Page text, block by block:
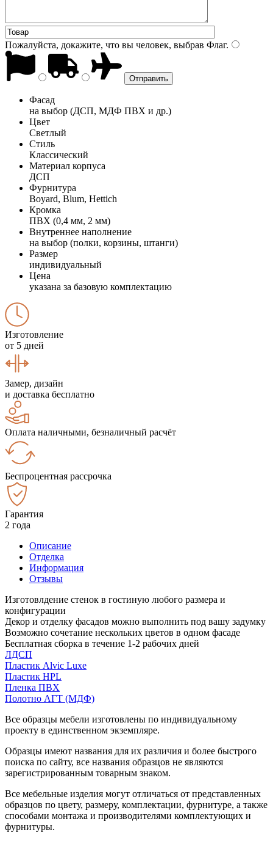
Пожалуйста, докажите, что вы человек, выбрав Флаг.
Фасад
на выбор (ДСП, МДФ ПВХ и др.)
Цвет
Светлый
Стиль
Классический
Материал корпуса
ДСП
Фурнитура
Boyard, Blum, Hettich
Кромка
ПВХ (0,4 мм, 2 мм)
Внутреннее наполнение
на выбор (полки, корзины, штанги)
Размер
индивидуальный
Цена
указана за базовую комплектацию
Изготовление
от 5 дней
Замер, дизайн
и доставка бесплатно
Оплата наличными, безналичный расчёт
Беспроцентная рассрочка
Гарантия
2 года
Описание
Отделка
Информация
Отзывы
Изготовлдение стенок в гостиную любого размера и
конфигурации
Декор и отделку фасадов можно выполнить под вашу задумку
Возможно сочетание нескольких цветов в одном фасаде
Бесплатная сборка в течение 1-2 рабочих дней
ЛДСП
Пластик Alvic Luxe
Пластик HPL
Пленка ПВХ
Полотно АГТ (МДФ)
Все образцы мебели изготовлены по индивидуальному
проекту в единственном экземпляре.
Образцы имеют названия для их различия и более быстрого
поиска по сайту, все названия образцов не являются
зарегистрированным товарным знаком.
Все мебельные изделия могут отличаться от представленных
образцов по цвету, размеру, комплектации, фурнитуре, а также
способами монтажа и производителями комплектующих и
фурнитуры.